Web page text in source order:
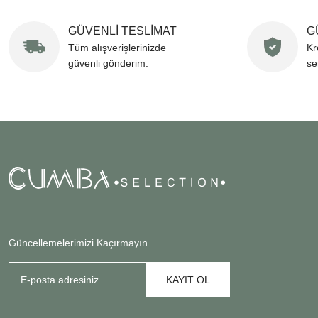
GÜVENLİ TESLİMAT
Tüm alışverişlerinizde
güvenli gönderim.
Güncellemelerimizi Kaçırmayın
KAYIT OL